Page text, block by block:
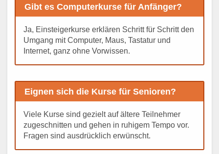
Gibt es Computerkurse für Anfänger?
Ja, Einsteigerkurse erklären Schritt für Schritt den
Umgang mit Computer, Maus, Tastatur und
Internet, ganz ohne Vorwissen.
Eignen sich die Kurse für Senioren?
Viele Kurse sind gezielt auf ältere Teilnehmer
zugeschnitten und gehen in ruhigem Tempo vor.
Fragen sind ausdrücklich erwünscht.